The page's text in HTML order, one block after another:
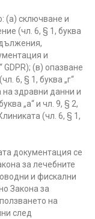
(а) сключване и
(чл. 6, § 1, буква
и
GDPR); (в) опазване
6, § 1, буква „г“
на здравни данни и
„а“ и чл. 9, § 2,
(чл. 6, § 1,
документация се
за лечебните
и фискални
Закона за
на
след